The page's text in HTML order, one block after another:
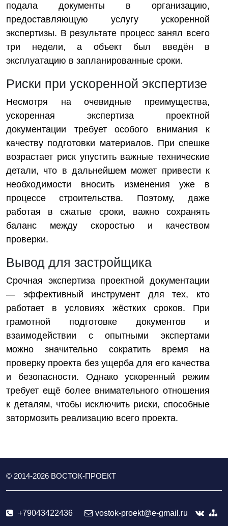
подала документы в организацию,
предоставляющую услугу ускоренной
экспертизы. В результате процесс занял всего
три недели, а объект был введён в
эксплуатацию в запланированные сроки.
Риски при ускоренной экспертизе
Несмотря на очевидные преимущества,
ускоренная экспертиза проектной
документации требует особого внимания к
качеству подготовки материалов. При спешке
возрастает риск упустить важные технические
детали, что в дальнейшем может привести к
необходимости вносить изменения уже в
процессе строительства. Поэтому, даже
работая в сжатые сроки, важно сохранять
баланс между скоростью и качеством
проверки.
Вывод для застройщика
Срочная экспертиза проектной документации
— эффективный инструмент для тех, кто
работает в условиях жёстких сроков. При
грамотной подготовке документов и
взаимодействии с опытными экспертами
можно значительно сократить время на
проверку проекта без ущерба для его качества
и безопасности. Однако ускоренный режим
требует ещё более внимательного отношения
к деталям, чтобы исключить риски, способные
затормозить реализацию всего проекта.
© 2014-2026 ВОСТОК-ПРОЕКТ
+79043422436 vostok-proekt@e-gmail.ru